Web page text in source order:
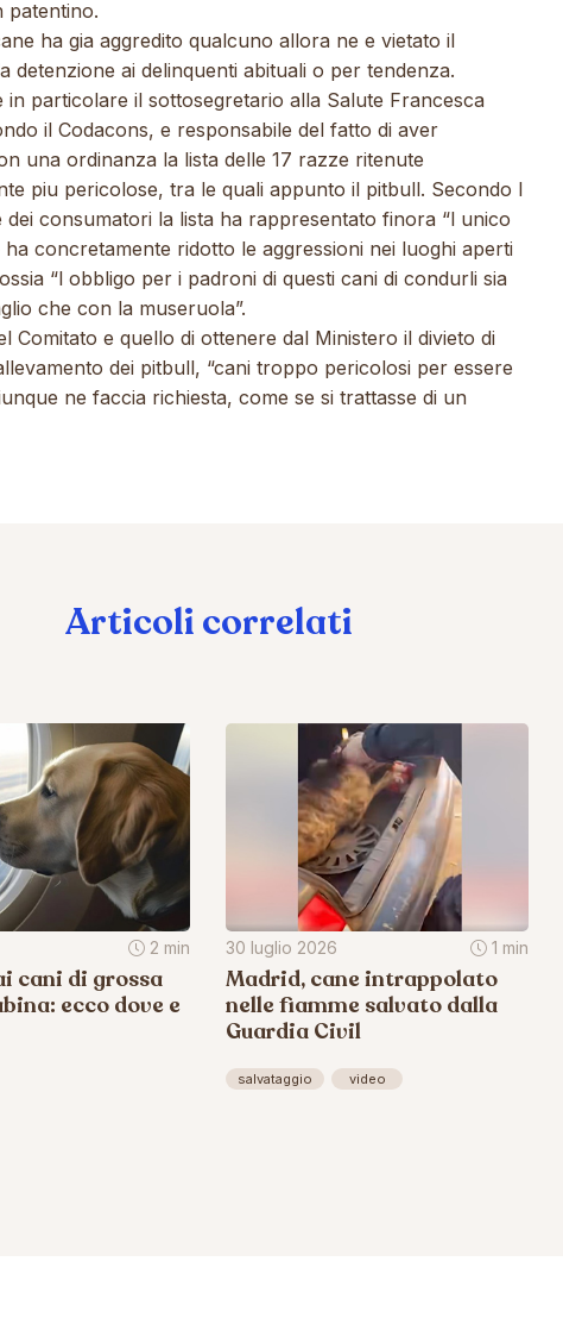
patentino.
ha gia aggredito qualcuno allora ne e vietato il
detenzione ai delinquenti abituali o per tendenza.
in particolare il sottosegretario alla Salute Francesca
il Codacons, e responsabile del fatto di aver
una ordinanza la lista delle 17 razze ritenute
piu pericolose, tra le quali appunto il pitbull. Secondo l
dei consumatori la lista ha rappresentato finora “l unico
ha concretamente ridotto le aggressioni nei luoghi aperti
“l obbligo per i padroni di questi cani di condurli sia
che con la museruola”.
Comitato e quello di ottenere dal Ministero il divieto di
dei pitbull, “cani troppo pericolosi per essere
ne faccia richiesta, come se si trattasse di un
Articoli correlati
2 min
cani di grossa
ecco dove e
30 luglio 2026 1 min
Madrid, cane intrappolato
nelle fiamme salvato dalla
Guardia Civil
salvataggio video